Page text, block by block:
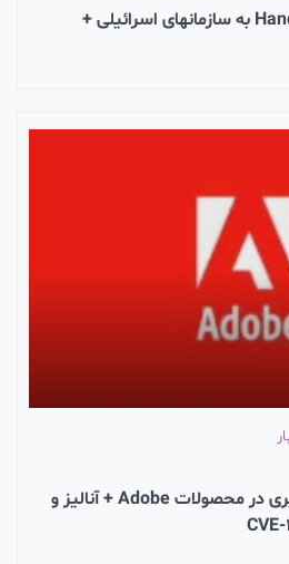
حمله ی گروه هکری Handala به سازمانهای اسرائیلی +
اصلاح چندین آسیب پذیری در محصولات Adobe + آنالیز و